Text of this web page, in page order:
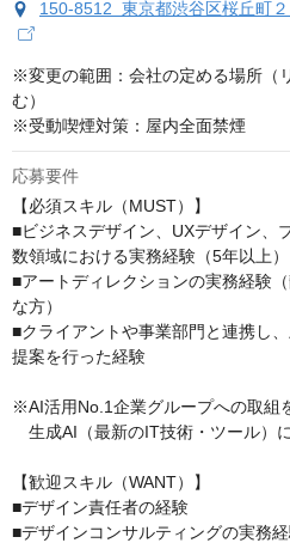
150-8512 東京都渋谷区桜丘町
※変更の範囲：会社の定める場所（
む）
※受動喫煙対策：屋内全面禁煙
応募要件
【必須スキル（MUST）】
■ビジネスデザイン、UXデザイン、
数領域における実務経験（5年以上）
■アートディレクションの実務経験
な方）
■クライアントや事業部門と連携し
提案を行った経験
※AI活用No.1企業グループへの取組
生成AI（最新のIT技術・ツール）
【歓迎スキル（WANT）】
■デザイン責任者の経験
■デザインコンサルティングの実務